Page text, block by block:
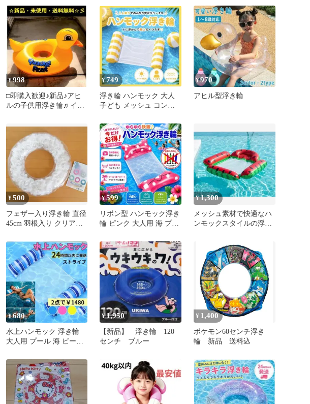
用
¥998
□即購入歓迎♪新品♪アヒ
ルの子供用浮き輪♬イン
¥749
浮き輪 ハンモック 大人
子ども メッシュ コンパ
ー
¥970
アヒル型浮き輪
¥500
フェザー入り浮き輪 直径
45cm 羽根入り クリアう
¥599
リボン型 ハンモック浮き
輪 ピンク 大人用 海 プー
¥1,300
メッシュ素材で快適なハ
ンモックスタイルの浮き
¥680
水上ハンモック 浮き輪
大人用 プール 海 ビーチ
ー
¥1,950
【新品】 浮き輪 120
センチ ブルー
¥ 1,400
ポケモン60センチ浮き
輪 新品 送料込